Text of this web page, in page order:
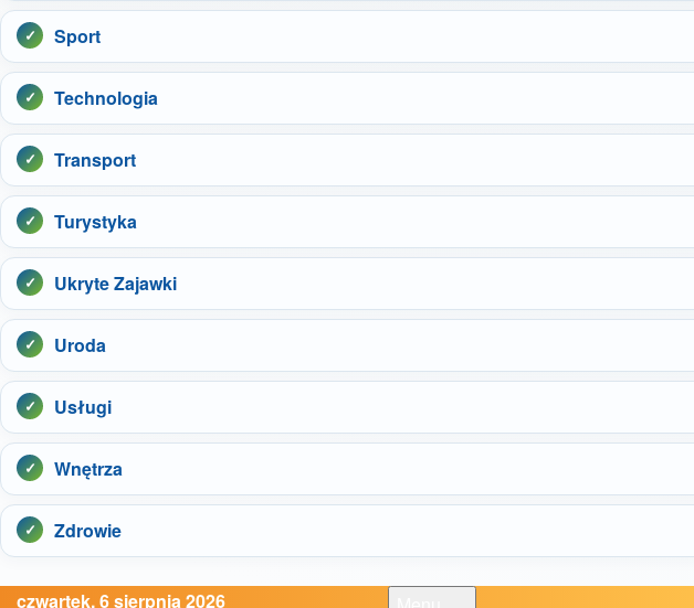
Sport
Technologia
Transport
Turystyka
Ukryte Zajawki
Uroda
Usługi
Wnętrza
Zdrowie
czwartek, 6 sierpnia 2026